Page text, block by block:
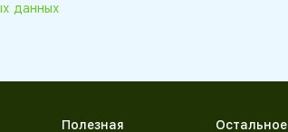
данных
Полезная Остальное